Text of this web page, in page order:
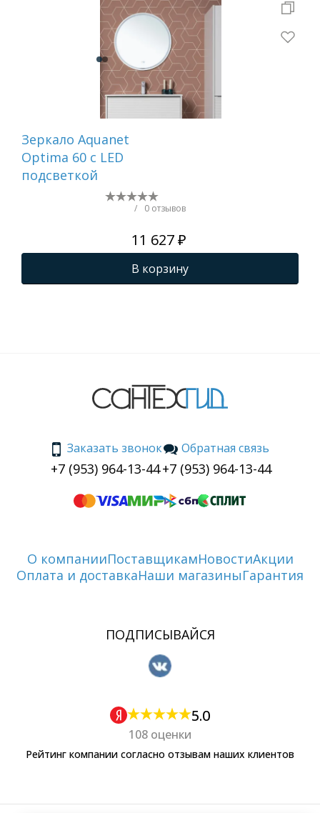
Зеркало Aquanet
Optima 60 с LED
подсветкой
/ 0 отзывов
11 627 ₽
В корзину
Заказать звонок
+7 (953) 964-13-44
Обратная связь
+7 (953) 964-13-44
О компанииПоставщикамНовостиАкции
Оплата и доставкаНаши магазиныГарантия
ПОДПИСЫВАЙСЯ
5.0
108 оценки
Рейтинг компании согласно отзывам наших клиентов